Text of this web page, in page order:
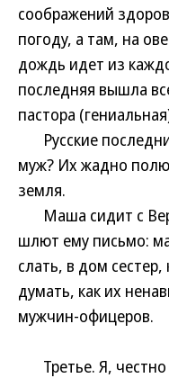
соображений
погоду, а там, на
дождь идет из
последняя вышла
пастора
Русские
муж? Их жадно
земля.
Маша сидит с
шлют ему письмо:
слать, в дом
думать, как их
мужчин-офицеров.
Третье. Я, честно